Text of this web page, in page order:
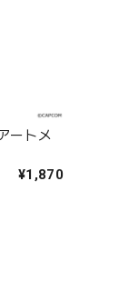
ートメ
¥1,870